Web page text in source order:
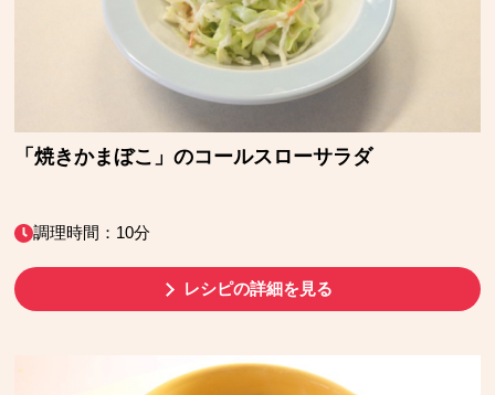
「焼きかまぼこ」のコールスローサラダ
調理時間：10分
レシピの詳細を見る